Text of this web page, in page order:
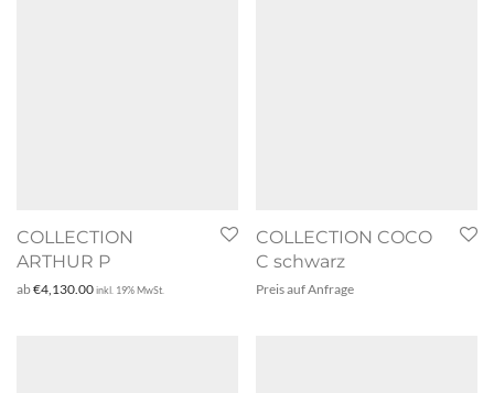
COLLECTION
ARTHUR P
ab€4,130.00inkl. 19% MwSt.
COLLECTION COCO
C schwarz
Preis auf Anfrage